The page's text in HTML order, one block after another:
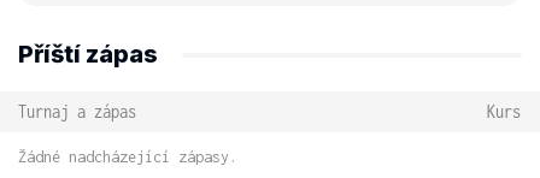
Příští zápas
Turnaj a zápas Kurs
Žádné nadcházející zápasy.